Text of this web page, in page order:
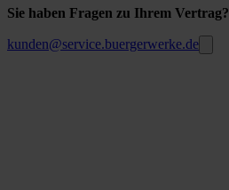
Sie haben Fragen zu Ihrem Vertrag?
kunden@service.buergerwerke.de